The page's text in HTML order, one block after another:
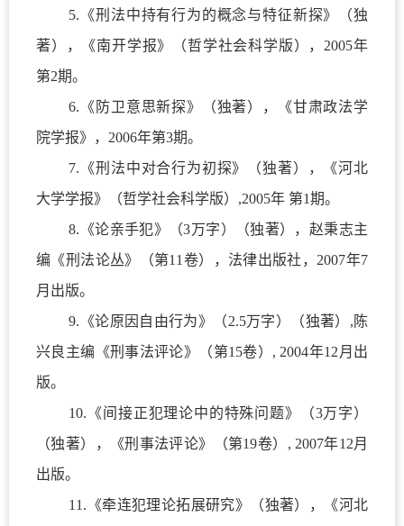
5. 《刑法中持有行为的概念与特征新探》（独
著），《南开学报》（哲学社会科学版）， 2005年
第2期。
6. 《防卫意思新探》（独著），《甘肃政法学
院学报》， 2006年第3期。
7. 《刑法中对合行为初探》（独著），《河北
大学学报》（哲学社会科学版） ,2005年 第1期。
8. 《论亲手犯》（3万字）（独著），赵秉志主
编《刑法论丛》（第11 卷），法律出版社， 2007年7
月出版。
9. 《论原因自由行为》（2.5万字）（独著） , 陈
兴良主编《刑事法评论》（第15卷） , 2004年12 月出
版。
10. 《间接正犯理论中的特殊问题》（3万字）
（独著），《刑事法评论》（第19卷） , 2007年12月
出版。
11. 《牵连犯理论拓展研究》（独著），《河北